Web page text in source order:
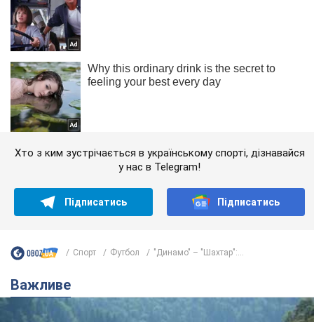
Хто з ким зустрічається в українському спорті, дізнавайся
у нас в Telegram!
Підписатись Підписатись
Спорт Футбол "Динамо" – "Шахтар":...
Важливе